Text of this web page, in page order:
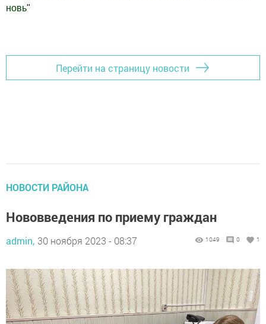
новь"
Перейти на страницу новости
НОВОСТИ РАЙОНА
Нововведения по приему граждан
admin, 30 ноября 2023 - 08:37 1049 0 1